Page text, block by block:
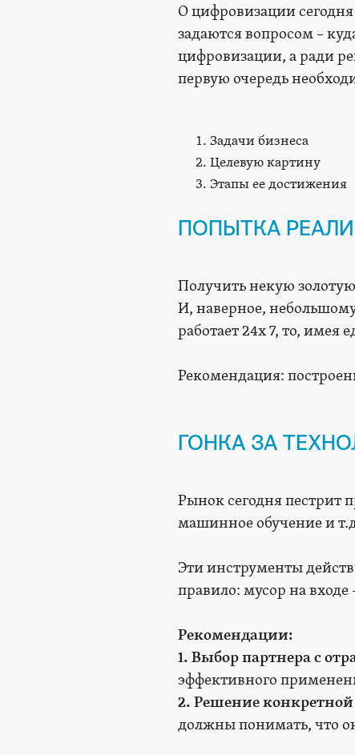
О цифровизации сегодня
задаются вопросом –
цифровизации, а ради
первую очередь
Задачи бизнеса
Целевую картину
Этапы ее достижения
ПОПЫТКА
Получить некую
И, наверное,
работает 24х 7, то, имея
Рекомендация:
ГОНКА ЗА
Рынок сегодня пестрит
машинное обучение и
Эти инструменты
правило: мусор на
Рекомендации:
1. Выбор партнера с
эффективного
2. Решение конкретной
должны понимать, что